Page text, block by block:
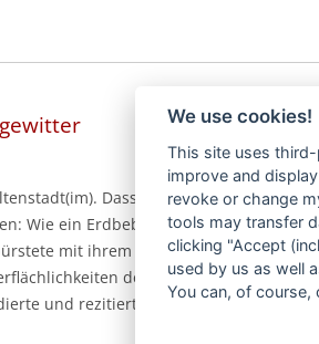
Dass ihre Witze nicht
Wie ein Erdbeben rauschte Lisa Fitz
mit ihrem neuen Programm
der Zeit gegen den
und rezitierte, dass es…
We use cookies!
This site uses
improve and
revoke or change
tools may transfer
clicking "Accept
used by us as well
You can, of course,